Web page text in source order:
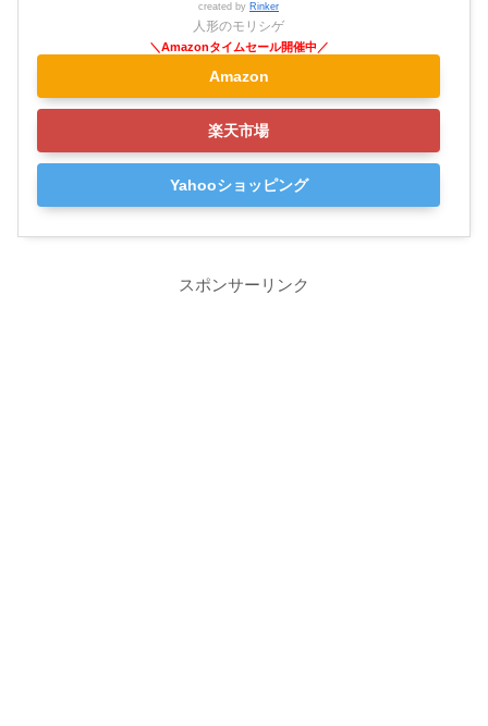
created by Rinker
人形のモリシゲ
Amazon
楽天市場
Yahooショッピング
スポンサーリンク